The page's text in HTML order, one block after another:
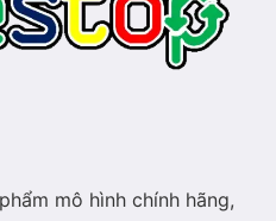
mô hình chính hãng,